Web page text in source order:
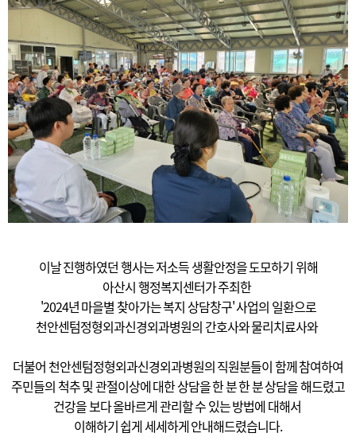
이날 진행하였던 행사는 저소득 생활안정을 도모하기 위해
아산시 행정복지센터가 주최한
'2024년 마을별 찾아가는 복지 상담창구' 사업의 일환으로
천안센텀정형외과신경외과병원의 간호사와 물리치료사와
더불어 천안센텀정형외과신경외과병원의 직원분들이 함께 참여하여
주민들의 척추 및 관절이상에 대한 상담을 한 분 한 분 상담을 해드렸고
건강을 보다 올바르게 관리할 수 있는 방법에 대해서
이해하기 쉽게 세세하게 안내해드렸습니다.